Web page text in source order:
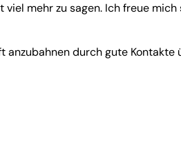
viel mehr zu sagen. Ich freue
durch gute Kontakte